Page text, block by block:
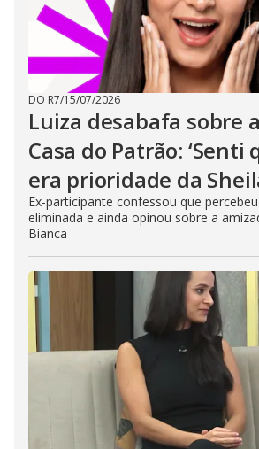
DO R7/15/07/2026
Luiza desabafa sobre
Casa do Patrão: ‘Senti
era prioridade da
Ex-participante confessou que
eliminada e ainda opinou sobre a
Bianca